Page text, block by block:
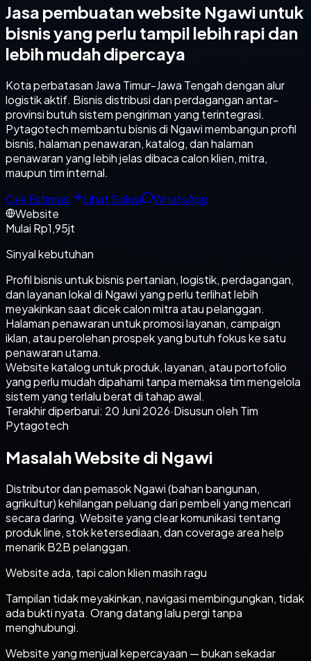
Jasa pembuatan website Ngawi untuk
bisnis yang perlu tampil lebih rapi dan
lebih mudah dipercaya
Kota perbatasan Jawa Timur-Jawa Tengah dengan alur
logistik aktif. Bisnis distribusi dan perdagangan antar-
provinsi butuh sistem pengiriman yang terintegrasi.
Pytagotech membantu bisnis di Ngawi membangun profil
bisnis, halaman penawaran, katalog, dan halaman
penawaran yang lebih jelas dibaca calon klien, mitra,
maupun tim internal.
Cek Estimasi
Lihat Solusi
WhatsApp
Website
Mulai Rp1,95jt
Sinyal kebutuhan
Profil bisnis untuk bisnis pertanian, logistik, perdagangan,
dan layanan lokal di Ngawi yang perlu terlihat lebih
meyakinkan saat dicek calon mitra atau pelanggan.
Halaman penawaran untuk promosi layanan, campaign
iklan, atau perolehan prospek yang butuh fokus ke satu
penawaran utama.
Website katalog untuk produk, layanan, atau portofolio
yang perlu mudah dipahami tanpa memaksa tim mengelola
sistem yang terlalu berat di tahap awal.
Terakhir diperbarui: 20 Juni 2026·Disusun oleh Tim
Pytagotech
Masalah Website di Ngawi
Distributor dan pemasok Ngawi (bahan bangunan,
agrikultur) kehilangan peluang dari pembeli yang mencari
secara daring. Website yang clear komunikasi tentang
produk line, stok ketersediaan, dan coverage area help
menarik B2B pelanggan.
Website ada, tapi calon klien masih ragu
Tampilan tidak meyakinkan, navigasi membingungkan, tidak
ada bukti nyata. Orang datang lalu pergi tanpa
menghubungi.
Website yang menjual kepercayaan — bukan sekadar